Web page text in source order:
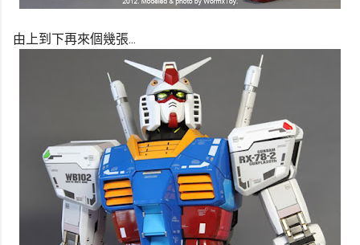
由上到下再來個幾張...